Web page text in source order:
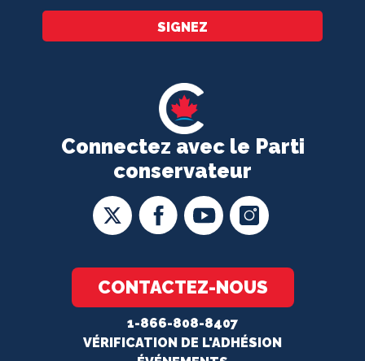
Connectez avec le Parti
conservateur
CONTACTEZ-NOUS
1-866-808-8407
VÉRIFICATION DE L'ADHÉSION
SIGNEZ